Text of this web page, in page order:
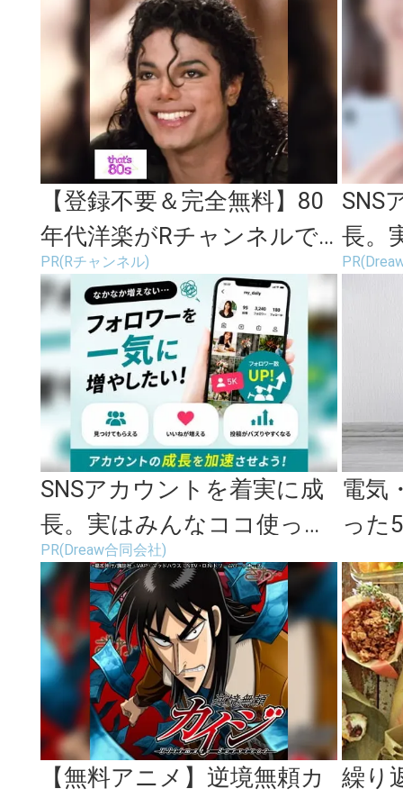
チ「Las...
【登録不要＆完全無料】80
年代洋楽がRチャンネルで
見放題
PR(Rチャンネル)
SNS
長。
ます
SNSアカウントを着実に成
長。実はみんなココ使って
ます。
PR(Dreaw合同会社)
電気
った
洗濯
【無料アニメ】逆境無頼カ
繰り